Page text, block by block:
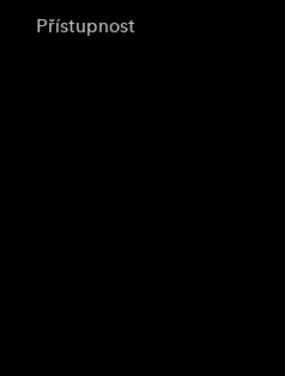
Přístupnost